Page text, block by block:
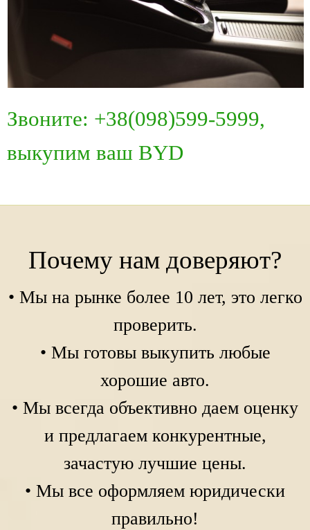
Звоните: +38(098)599-5999,
выкупим ваш BYD
Почему нам доверяют?
• Мы на рынке более 10 лет, это легко
проверить.
• Мы готовы выкупить любые
хорошие авто.
• Мы всегда объективно даем оценку
и предлагаем конкурентные,
зачастую лучшие цены.
• Мы все оформляем юридически
правильно!